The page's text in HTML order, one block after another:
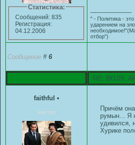
Статистика:
Сообщений: 835
Регистрация:
04.12.2006
---------------------
" - Политика -
ударением на
отбор")
Сообщение # 6
RE: Bf109,
faithful •
мастер
Причём
румын... Я
удивился,
Хурике